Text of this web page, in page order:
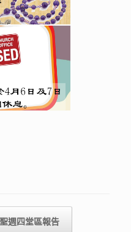
週四堂區報告